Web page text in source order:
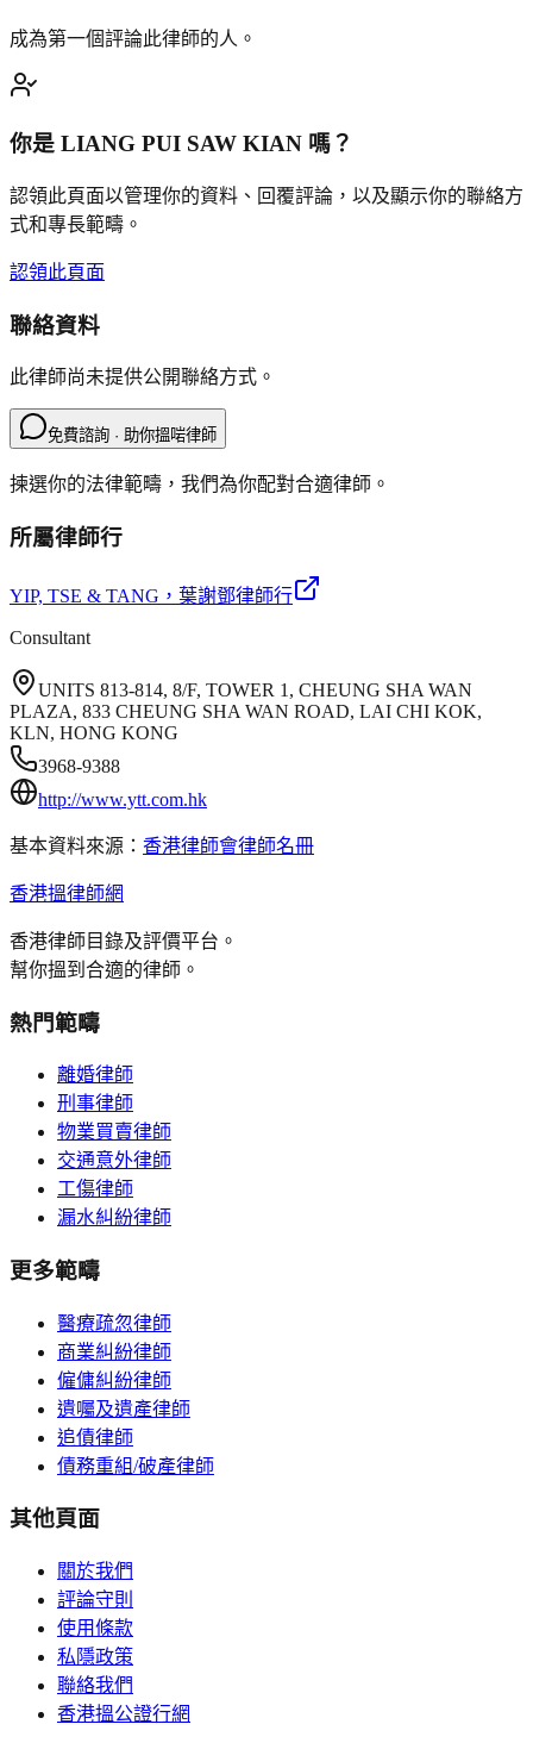
成為第一個評論此律師的人。
你是 LIANG PUI SAW KIAN 嗎？
認領此頁面以管理你的資料、回覆評論，以及顯示你的聯絡方
式和專長範疇。
認領此頁面
聯絡資料
此律師尚未提供公開聯絡方式。
免費諮詢 · 助你搵啱律師
揀選你的法律範疇，我們為你配對合適律師。
所屬律師行
YIP, TSE & TANG ，葉謝鄧律師行
Consultant
UNITS 813-814, 8/F, TOWER 1, CHEUNG SHA WAN
PLAZA, 833 CHEUNG SHA WAN ROAD, LAI CHI KOK,
KLN, HONG KONG
3968-9388
http://www.ytt.com.hk
基本資料來源： 香港律師會律師名冊
香港搵律師網
香港律師目錄及評價平台。
幫你搵到合適的律師。
熱門範疇
離婚律師
刑事律師
物業買賣律師
交通意外律師
工傷律師
漏水糾紛律師
更多範疇
醫療疏忽律師
商業糾紛律師
僱傭糾紛律師
遺囑及遺產律師
追債律師
債務重組/破產律師
其他頁面
關於我們
評論守則
使用條款
私隱政策
聯絡我們
香港搵公證行網